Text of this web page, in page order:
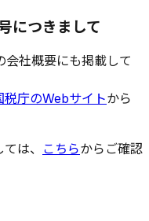
につきまして
会社概要にも掲載して
税庁のWebサイトから
は、 こちらからご確認